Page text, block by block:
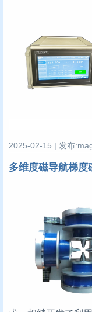
2025-02-15 | 发布
多维度磁导航梯度